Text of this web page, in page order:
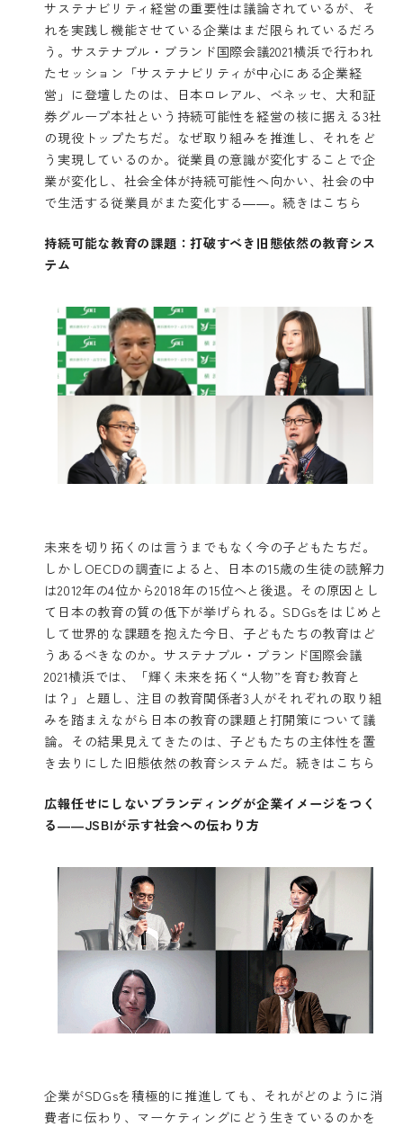
サステナビリティ経営の重要性は議論されているが、そ
れを実践し機能させている企業はまだ限られているだろ
う。サステナブル・ブランド国際会議2021横浜で行われ
たセッション「サステナビリティが中心にある企業経
営」に登壇したのは、日本ロレアル、ベネッセ、大和証
券グループ本社という持続可能性を経営の核に据える3社
の現役トップたちだ。なぜ取り組みを推進し、それをど
う実現しているのか。従業員の意識が変化することで企
業が変化し、社会全体が持続可能性へ向かい、社会の中
で生活する従業員がまた変化する――。続きはこちら
持続可能な教育の課題：打破すべき旧態依然の教育シス
テム
未来を切り拓くのは言うまでもなく今の子どもたちだ。
しかしOECDの調査によると、日本の15歳の生徒の読解力
は2012年の4位から2018年の15位へと後退。その原因とし
て日本の教育の質の低下が挙げられる。SDGsをはじめと
して世界的な課題を抱えた今日、子どもたちの教育はど
うあるべきなのか。サステナブル・ブランド国際会議
2021横浜では、「輝く未来を拓く“人物”を育む教育と
は？」と題し、注目の教育関係者3人がそれぞれの取り組
みを踏まえながら日本の教育の課題と打開策について議
論。その結果見えてきたのは、子どもたちの主体性を置
き去りにした旧態依然の教育システムだ。 続きはこちら
広報任せにしないブランディングが企業イメージをつく
る――JSBIが示す社会への伝わり方
企業がSDGsを積極的に推進しても、それがどのように消
費者に伝わり、マーケティングにどう生きているのかを